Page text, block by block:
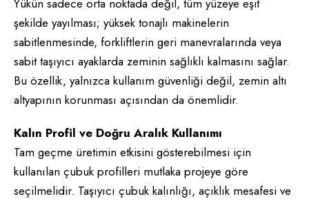
Yükün sadece orta noktada değil, tüm yüzeye eşit
şekilde yayılması; yüksek tonajlı makinelerin
sabitlenmesinde, forkliftlerin geri manevralarında veya
sabit taşıyıcı ayaklarda zeminin sağlıklı kalmasını sağlar.
Bu özellik, yalnızca kullanım güvenliği değil, zemin altı
altyapının korunması açısından da önemlidir.
Kalın Profil ve Doğru Aralık Kullanımı
Tam geçme üretimin etkisini gösterebilmesi için
kullanılan çubuk profilleri mutlaka projeye göre
seçilmelidir. Taşıyıcı çubuk kalınlığı, açıklık mesafesi ve